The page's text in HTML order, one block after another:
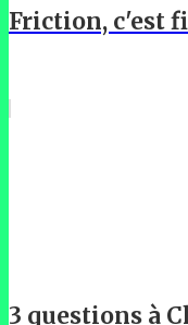
Friction, c'est
3 questions à